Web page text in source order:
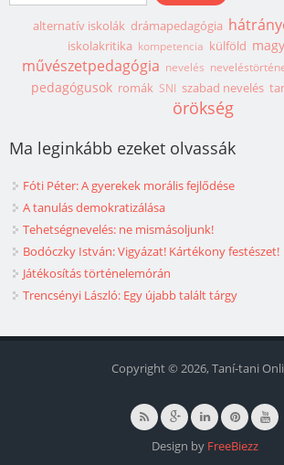
alternatív iskolák drámapedagógia
iskolakritika kompetencia külföld
művészetpedagógia nevelés
pedagógusok romák SNI szabad nevelés
örökség
Ma leginkább ezeket olvassák
Fóti Péter: A gyerekek morális fejlődése
A tanulás demokratizálása
Tehetségnevelés: ne mismásoljunk!
Bodóczky István: Vigyázat! Kártékony festészet!
Játékosítás történelemórán
Trencsényi László: Egy újabb talált tárgy
Copyright © 2026, Taní-tani
Design by FreeBiezz